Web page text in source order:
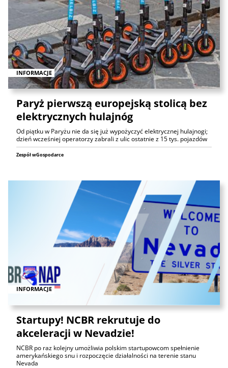
INFORMACJE
Paryż pierwszą europejską stolicą bez
elektrycznych hulajnóg
Od piątku w Paryżu nie da się już wypożyczyć elektrycznej hulajnogi;
dzień wcześniej operatorzy zabrali z ulic ostatnie z 15 tys. pojazdów
Zespół wGospodarce
INFORMACJE
Startupy! NCBR rekrutuje do
akceleracji w Nevadzie!
NCBR po raz kolejny umożliwia polskim startupowcom spełnienie
amerykańskiego snu i rozpoczęcie działalności na terenie stanu
Nevada